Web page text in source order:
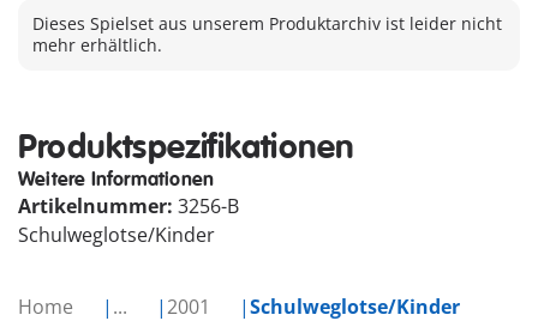
Home ... 2001 Schulweglotse/Kinder
Dieses Spielset aus unserem Produktarchiv ist leider nicht
mehr erhältlich.
Produktspezifikationen
Weitere Informationen
Artikelnummer: 3256-B
Schulweglotse/Kinder